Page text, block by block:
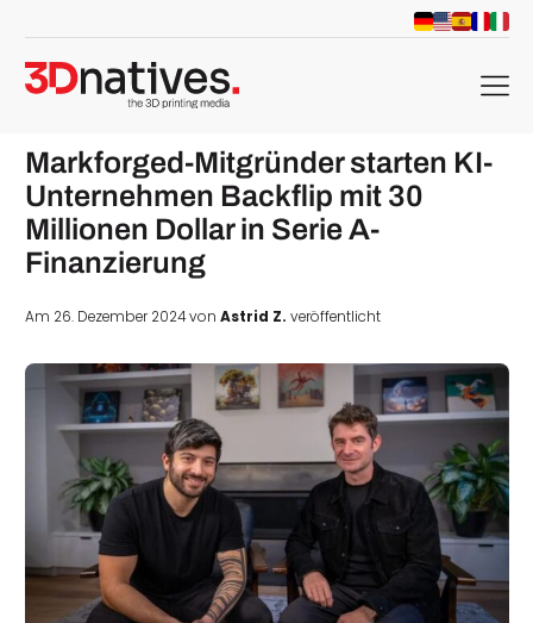
menu
Markforged-Mitgründer starten KI-
Unternehmen Backflip mit 30
Millionen Dollar in Serie A-
Finanzierung
Am 26. Dezember 2024 von Astrid Z. veröffentlicht